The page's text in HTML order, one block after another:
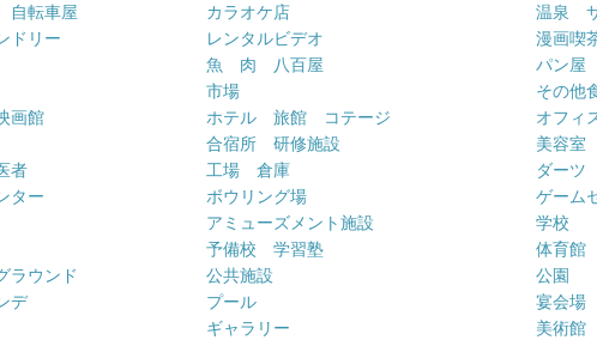
転車屋
カラオケ店
温泉
ドリー
レンタルビデオ
漫画喫
魚 肉 八百屋
パン屋
市場
その他
画館
ホテル 旅館 コテージ
オフィ
合宿所 研修施設
美容室
者
工場 倉庫
ダーツ
ター
ボウリング場
ゲーム
アミューズメント施設
学校
予備校 学習塾
体育館
ラウンド
公共施設
公園
デ
プール
宴会場
ギャラリー 美術館